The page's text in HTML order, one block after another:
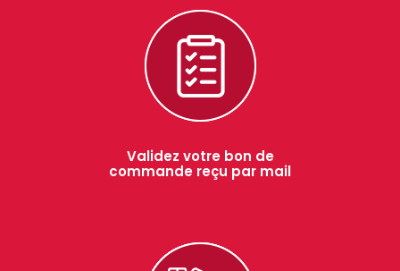
Validez votre bon de
commande reçu par mail